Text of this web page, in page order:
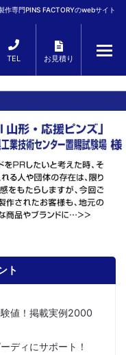
作専門PINS FACTORYのwebサイト
TEL お見積り
ト
値！掲載実例2000
ディにサポート！